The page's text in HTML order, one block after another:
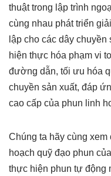
thuật trong lập trình
cùng nhau phát triển
lập cho các dây
hiện thực hóa phạm vi
đường dẫn, tối ưu hóa
chuyền sản xuất, đáp
cao cấp của phun linh
Chúng ta hãy cùng
hoạch quỹ đạo phun
thực hiện phun tự động